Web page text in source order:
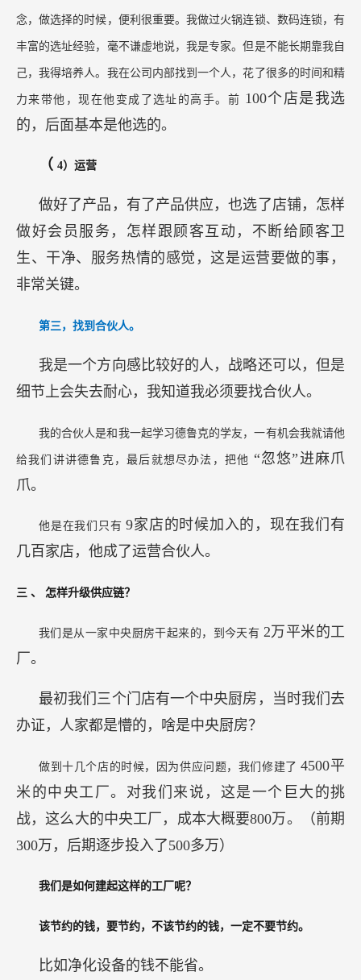
念，做选择的时候，便利很重要。我做过火锅连锁、数码连锁，有
丰富的选址经验，毫不谦虚地说，我是专家。但是不能长期靠我自
己，我得培养人。我在公司内部找到一个人，花了很多的时间和精
力来带他，现在他变成了选址的高手。前 100个店是我选
的，后面基本是他选的。
（ 4）运营
做好了产品，有了产品供应，也选了店铺，怎样
做好会员服务，怎样跟顾客互动，不断给顾客卫
生、干净、服务热情的感觉，这是运营要做的事，
非常关键。
第三，找到合伙人。
我是一个方向感比较好的人，战略还可以，但是
细节上会失去耐心，我知道我必须要找合伙人。
我的合伙人是和我一起学习德鲁克的学友，一有机会我就请他
给我们讲讲德鲁克，最后就想尽办法，把他 “忽悠”进麻爪
爪。
他是在我们只有9家店的时候加入的，现在我们有
几百家店，他成了运营合伙人。
三 、 怎样升级供应链？
我们是从一家中央厨房干起来的，到今天有 2万平米的工
厂。
最初我们三个门店有一个中央厨房，当时我们去
办证，人家都是懵的，啥是中央厨房？
做到十几个店的时候，因为供应问题，我们修建了4500平
米的中央工厂。对我们来说，这是一个巨大的挑
战，这么大的中央工厂，成本大概要800万。（前期
300万，后期逐步投入了500多万）
我们是如何建起这样的工厂呢？
该节约的钱，要节约，不该节约的钱，一定不要节约。
比如净化设备的钱不能省。